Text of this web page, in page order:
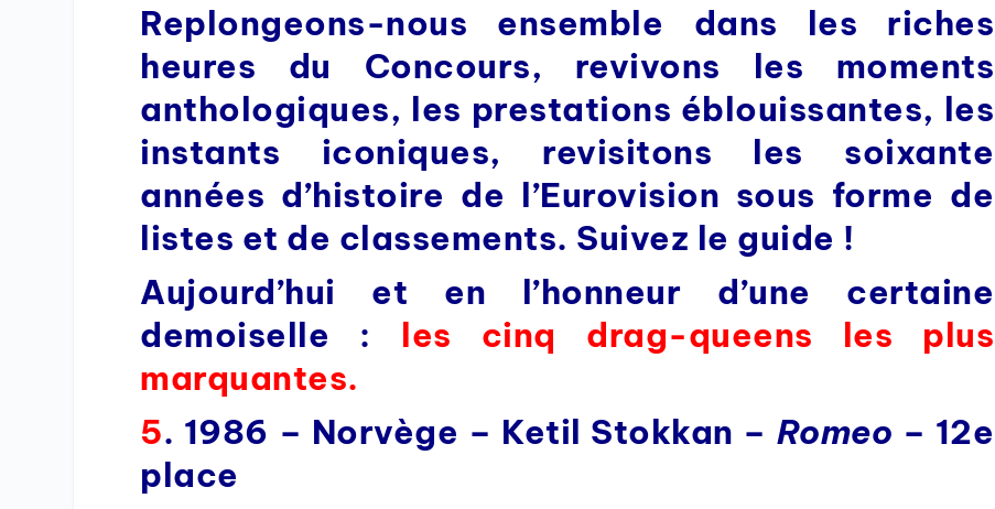
Replongeons-nous ensemble dans les riches
heures du Concours, revivons les moments
anthologiques, les prestations éblouissantes, les
instants iconiques, revisitons les soixante
années d’histoire de l’Eurovision sous forme de
listes et de classements. Suivez le guide !
Aujourd’hui et en l’honneur d’une certaine
demoiselle : les cinq drag-queens les plus
marquantes.
5. 1986 – Norvège – Ketil Stokkan – Romeo – 12e
place